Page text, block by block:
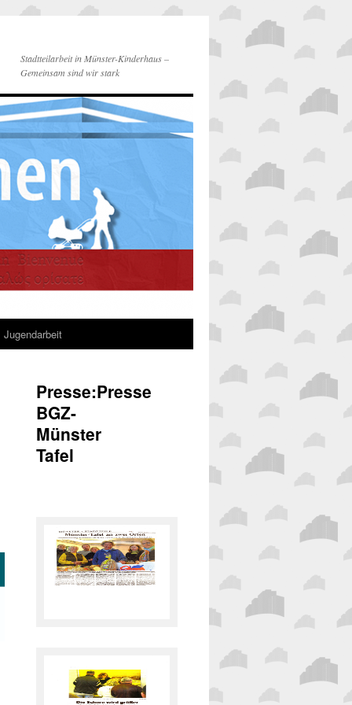
Stadtteilarbeit in Münster-Kinderhaus –
Gemeinsam sind wir stark
Jugendarbeit
Presse:Presse
BGZ-
Münster
Tafel